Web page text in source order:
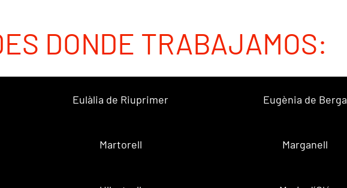
DONDE TRABAJAMOS:
Eulàlia de Riuprimer Eugènia de Berga
Martorell Marganell